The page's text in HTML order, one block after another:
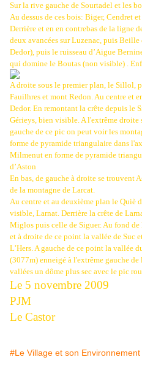
Sur la rive gauche de Sourtadel et les
Au dessus de ces bois: Biger, Cendret et
Derrière et en en contrebas de la ligne
deux avancées sur Luzenac, puis Beille
Dedor), puis le ruisseau d’Aigue
qui domine le Boutas (non visible) .
A droite sous le premier plan, le Sillol,
Fauilhres et mont Redon. Au centre et
Dedor. En remontant la crête depuis le
Gérieys, bien visible. A l'extrême droite
gauche de ce pic on peut voir les
forme de pyramide triangulaire dans
Milmenut en forme de pyramide
d’Aston
En bas, de gauche à droite se trouvent
de la montagne de Larcat.
Au centre et au deuxième plan le Quiè
visible, Larnat. Derrière la crête de
Miglos puis celle de Siguer. Au fond
et à droite de ce point la vallée de Suc
L’Hers. A gauche de ce point la vallée
(3077m) enneigé à l'extrême gauche
vallées un dôme plus sec avec le pic
Le 5 novembre 2009
PJM
Le Castor
#Le Village et son Environnement